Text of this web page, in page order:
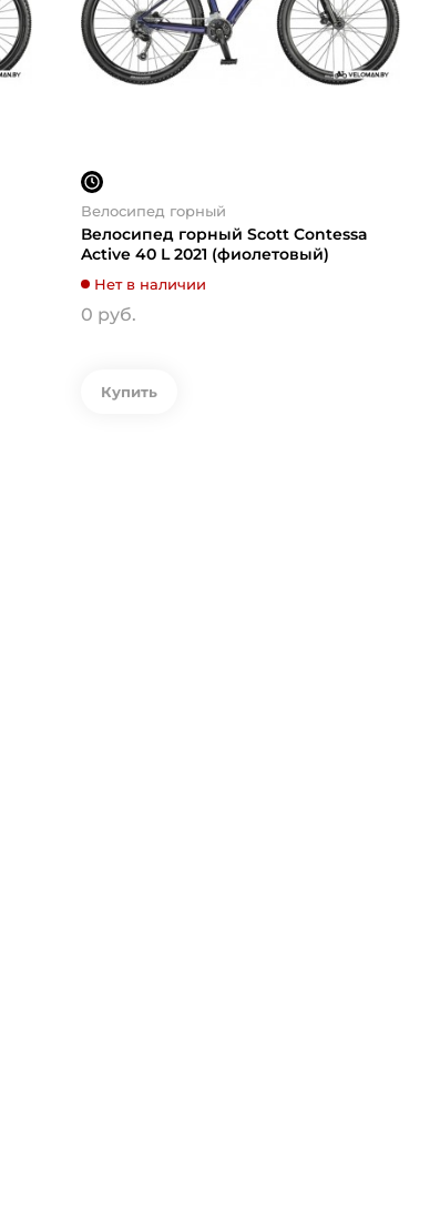
Велосипед горный
Велосипед горный Scott Contessa
Active 40 L 2021 (фиолетовый)
Нет в наличии
0 руб.
Купить